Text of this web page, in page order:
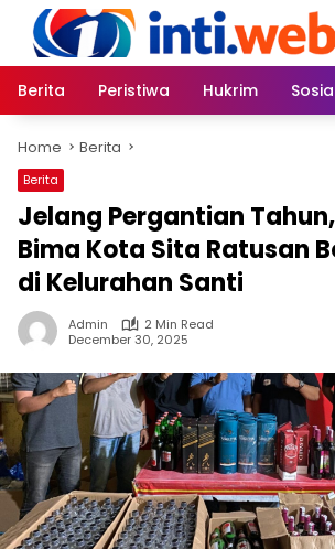
content
Berita
Peristiwa Hukrim
Home Berita
Berita
Jelang Pergantian
Bima Kota Sita Ratusan
di Kelurahan Santi
Admin
2 Min Read
December 30, 2025